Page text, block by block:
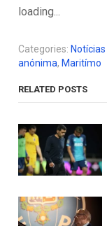
loading...
Categories: Notícias
anónima, Maritímo
RELATED POSTS